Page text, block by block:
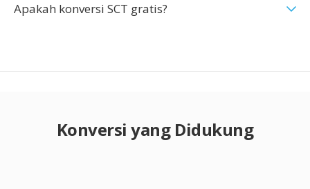
Apakah konversi SCT gratis?
Konversi yang Didukung